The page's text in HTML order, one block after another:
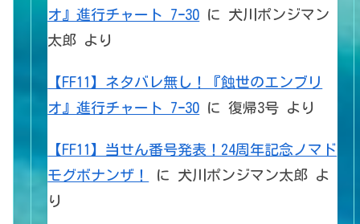
オ』進行チャート 7ｰ30 に 犬川ポンジマン
太郎 より
【FF11】ネタバレ無し！『蝕世のエンブリ
オ』進行チャート 7ｰ30 に復帰3号 より
【FF11】当せん番号発表！24周年記念ノマド
モグボナンザ！
に 犬川ポンジマン太郎 よ
り